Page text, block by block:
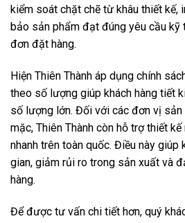
kiểm soát chặt chẽ từ khâu thiết kế,
bảo sản phẩm đạt đúng yêu cầu kỹ
đơn đặt hàng.
Hiện Thiên Thành áp dụng chính
theo số lượng giúp khách hàng tiết
số lượng lớn. Đối với các đơn vị sản
mặc, Thiên Thành còn hỗ trợ thiết
nhanh trên toàn quốc. Điều này giúp
gian, giảm rủi ro trong sản xuất và
hàng.
Để được tư vấn chi tiết hơn, quý